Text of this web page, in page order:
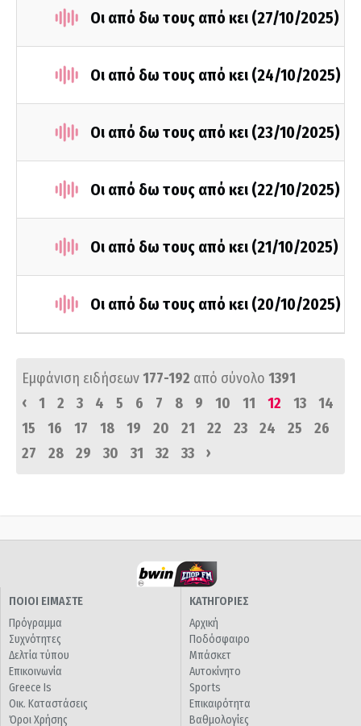
Οι από δω τους από κει (27/10/2025)
Οι από δω τους από κει (24/10/2025)
Οι από δω τους από κει (23/10/2025)
Οι από δω τους από κει (22/10/2025)
Οι από δω τους από κει (21/10/2025)
Οι από δω τους από κει (20/10/2025)
Εμφάνιση ειδήσεων177-192 από σύνολο 1391
‹
1 2 3 4 5 6 7 8 9 10 11 12 13
14
15
16 17 18 19 20 21 22 23 24 25
26
27
28 29 30 31 32 33 ›
ΠΟΙΟΙ ΕΙΜΑΣΤΕ
Πρόγραμμα
Συχνότητες
Δελτία τύπου
Επικοινωνία
Greece Is
Οικ. Καταστάσεις
Όροι Χρήσης
ΚΑΤΗΓΟΡΙΕΣ
Αρχική
Ποδόσφαιρο
Μπάσκετ
Αυτοκίνητο
Sports
Επικαιρότητα
Βαθμολογίες